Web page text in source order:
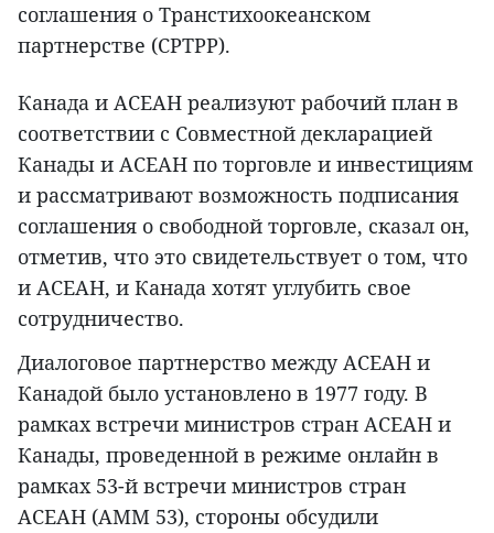
соглашения о Транстихоокеанском
партнерстве (CPTPP).
Канада и АСЕАН реализуют рабочий план в
соответствии с Совместной декларацией
Канады и АСЕАН по торговле и инвестициям
и рассматривают возможность подписания
соглашения о свободной торговле, сказал он,
отметив, что это свидетельствует о том, что
и АСЕАН, и Канада хотят углубить свое
сотрудничество.
Диалоговое партнерство между АСЕАН и
Канадой было установлено в 1977 году. В
рамках встречи министров стран АСЕАН и
Канады, проведенной в режиме онлайн в
рамках 53-й встречи министров стран
АСЕАН (AMM 53), стороны обсудили